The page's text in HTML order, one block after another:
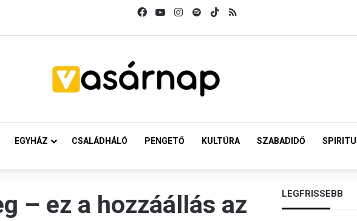
FacebookYouTubeInstagram
SpotifyTikTok
EGYHÁZ CSALÁDHÁLÓ PENGETŐ KULTÚRA SZABADIDŐ
– ez a hozzáállás az
LEGFRISSEBB